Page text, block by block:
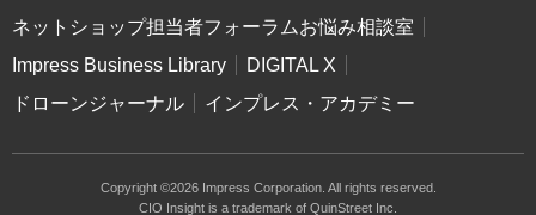
ネットショップ担当者フォーラムお悩み相談室
Impress Business Library
DIGITAL X
ドローンジャーナル
インプレス・アカデミー
Copyright ©2026 Impress Corporation. All rights reserved.
CIO Insight is a trademark of QuinStreet Inc.